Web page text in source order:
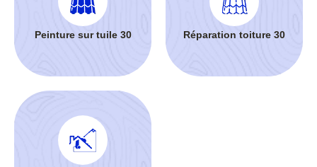
Peinture sur tuile 30 Réparation toiture 30